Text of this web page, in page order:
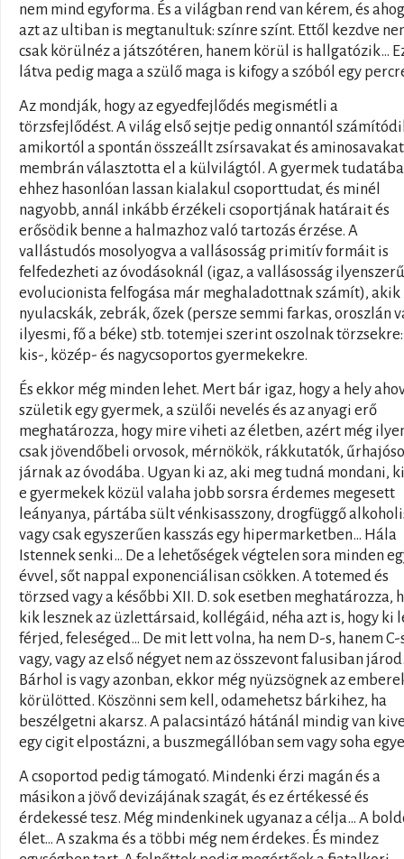
nem mind egyforma. És a világban rend van kérem, és
azt az ultiban is megtanultuk: színre színt. Ettől kezdve
csak körülnéz a játszótéren, hanem körül is hallgatózik…
látva pedig maga a szülő maga is kifogy a szóból egy
Az mondják, hogy az egyedfejlődés megismétli a
törzsfejlődést. A világ első sejtje pedig onnantól
amikortól a spontán összeállt zsírsavakat és
membrán választotta el a külvilágtól. A gyermek
ehhez hasonlóan lassan kialakul csoporttudat, és minél
nagyobb, annál inkább érzékeli csoportjának határait és
erősödik benne a halmazhoz való tartozás érzése. A
vallástudós mosolyogva a vallásosság primitív formáit is
felfedezheti az óvodásoknál (igaz, a vallásosság ilyenszerű
evolucionista felfogása már meghaladottnak számít), akik
nyulacskák, zebrák, őzek (persze semmi farkas, oroszlán
ilyesmi, fő a béke) stb. totemjei szerint oszolnak törzsekre:
kis-, közép- és nagycsoportos gyermekekre.
És ekkor még minden lehet. Mert bár igaz, hogy a hely
születik egy gyermek, a szülői nevelés és az anyagi erő
meghatározza, hogy mire viheti az életben, azért még
csak jövendőbeli orvosok, mérnökök, rákkutatók,
járnak az óvodába. Ugyan ki az, aki meg tudná mondani,
e gyermekek közül valaha jobb sorsra érdemes megesett
leányanya, pártába sült vénkisasszony, drogfüggő
vagy csak egyszerűen kasszás egy hipermarketben… Hála
Istennek senki… De a lehetőségek végtelen sora minden
évvel, sőt nappal exponenciálisan csökken. A totemed és
törzsed vagy a későbbi XII. D. sok esetben meghatározza,
kik lesznek az üzlettársaid, kollégáid, néha azt is, hogy ki
férjed, feleséged… De mit lett volna, ha nem D-s, hanem C-
vagy, vagy az első négyet nem az összevont falusiban
Bárhol is vagy azonban, ekkor még nyüzsögnek az
körülötted. Köszönni sem kell, odamehetsz bárkihez, ha
beszélgetni akarsz. A palacsintázó hátánál mindig van
egy cigit elpostázni, a buszmegállóban sem vagy soha
A csoportod pedig támogató. Mindenki érzi magán és a
másikon a jövő devizájának szagát, és ez értékessé és
érdekessé tesz. Még mindenkinek ugyanaz a célja… A
élet… A szakma és a többi még nem érdekes. És mindez